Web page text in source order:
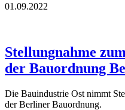
01.09.2022
Stellungnahme
der Bauordnung
Die Bauindustrie Ost nimmt
der Berliner Bauordnung.